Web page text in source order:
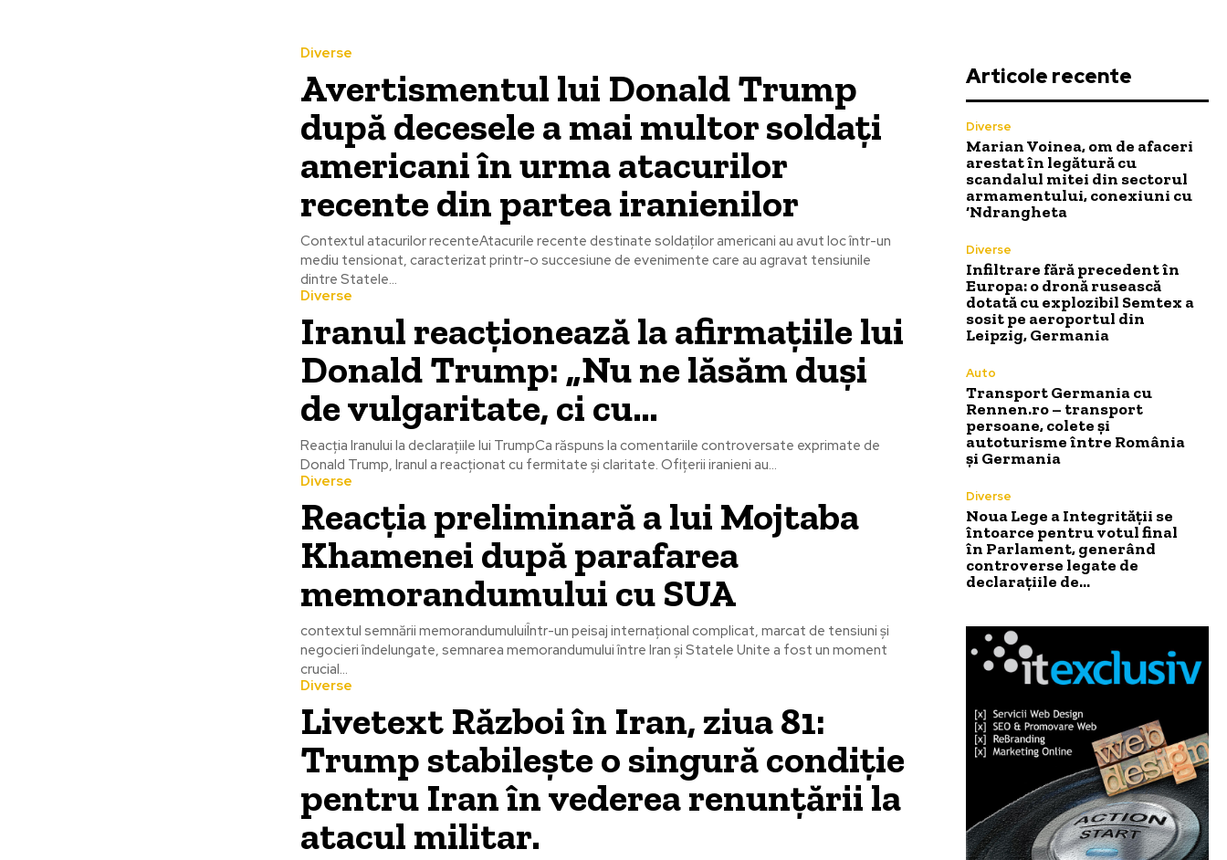
Diverse
Avertismentul lui Donald Trump
după decesele a mai multor soldați
americani în urma atacurilor
recente din partea iranienilor
Contextul atacurilor recenteAtacurile recente destinate soldaților americani au avut loc într-un
mediu tensionat, caracterizat printr-o succesiune de evenimente care au agravat tensiunile
dintre Statele...
Diverse
Iranul reacționează la afirmațiile lui
Donald Trump: „Nu ne lăsăm duși
de vulgaritate, ci cu…
Reacția Iranului la declarațiile lui TrumpCa răspuns la comentariile controversate exprimate de
Donald Trump, Iranul a reacționat cu fermitate și claritate. Ofițerii iranieni au...
Diverse
Reacția preliminară a lui Mojtaba
Khamenei după parafarea
memorandumului cu SUA
contextul semnării memorandumuluiÎntr-un peisaj internațional complicat, marcat de tensiuni și
negocieri îndelungate, semnarea memorandumului între Iran și Statele Unite a fost un moment
crucial...
Diverse
Livetext Război în Iran, ziua 81:
Trump stabilește o singură condiție
pentru Iran în vederea renunțării la
atacul militar.
Articole recente
Diverse
Marian Voinea, om de afaceri
arestat în legătură cu
scandalul mitei din sectorul
armamentului, conexiuni cu
‘Ndrangheta
Diverse
Infiltrare fără precedent în
Europa: o dronă rusească
dotată cu explozibil Semtex a
sosit pe aeroportul din
Leipzig, Germania
Auto
Transport Germania cu
Rennen.ro – transport
persoane, colete și
autoturisme între România
și Germania
Diverse
Noua Lege a Integrității se
întoarce pentru votul final
în Parlament, generând
controverse legate de
declarațiile de…